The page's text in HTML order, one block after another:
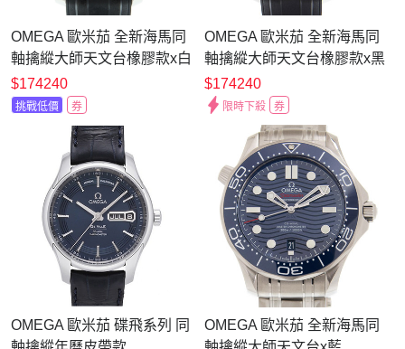
OMEGA 歐米茄 全新海馬同
軸擒縱大師天文台橡膠款x白
x42mm
$174240
挑戰低價 券
OMEGA 歐米茄 全新海馬同
軸擒縱大師天文台橡膠款x黑
x42mm
$174240
限時下殺 券
OMEGA 歐米茄 碟飛系列 同
OMEGA 歐米茄 全新海馬同